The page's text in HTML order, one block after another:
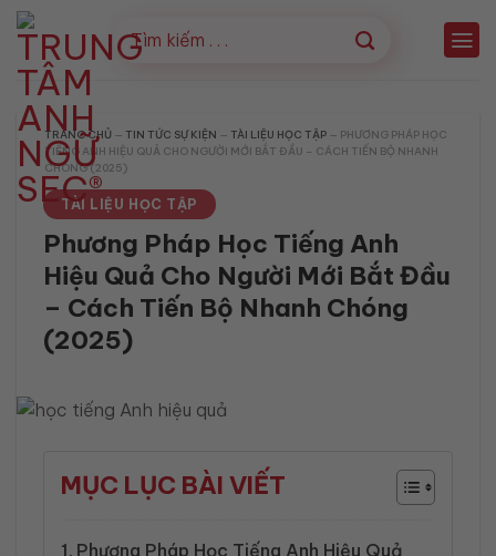
Bỏ
qua
nội
dung
TRANG CHỦ — TIN TỨC SỰ KIỆN — TÀI LIỆU HỌC TẬP — PHƯƠNG PHÁP HỌC
TIẾNG ANH HIỆU QUẢ CHO NGƯỜI MỚI BẮT ĐẦU – CÁCH TIẾN BỘ NHANH
CHÓNG (2025)
TÀI LIỆU HỌC TẬP
Phương Pháp Học Tiếng Anh
Hiệu Quả Cho Người Mới Bắt Đầu
– Cách Tiến Bộ Nhanh Chóng
(2025)
MỤC LỤC BÀI VIẾT
Phương Pháp Học Tiếng Anh Hiệu Quả